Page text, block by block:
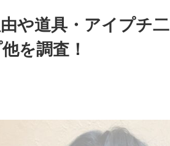
や道具・アイプチ二
を調査！